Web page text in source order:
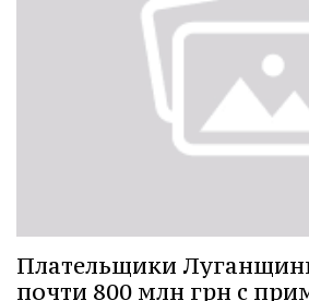
Плательщики
почти 800 млн грн с